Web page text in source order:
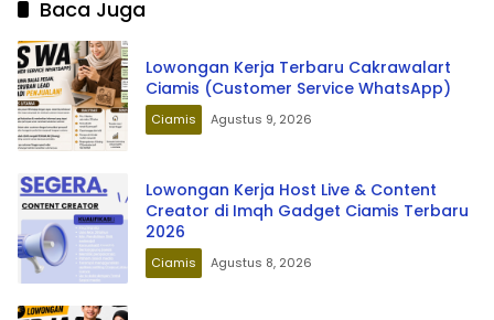
Baca Juga
Lowongan Kerja Terbaru Cakrawalart
Ciamis (Customer Service WhatsApp)
Ciamis Agustus 9, 2026
Lowongan Kerja Host Live & Content
Creator di Imqh Gadget Ciamis Terbaru
2026
Ciamis Agustus 8, 2026